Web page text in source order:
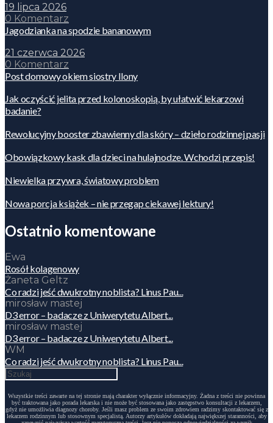
19 lipca 2026
0 Komentarz
Jagodzianka na spodzie bananowym
21 czerwca 2026
0 Komentarz
Post domowy okiem siostry Ilony
Jak oczyścić jelita przed kolonoskopią, by ułatwić lekarzowi
badanie?
Rewolucyjny booster zbawienny dla skóry – dzieło rodzinnej pasji
Obowiązkowy kask dla dzieci na hulajnodze. Wchodzi przepis!
Niewielka przywra, światowy problem
Nowa porcja książek – nie przegap ciekawej lektury!
Ostatnio komentowane
Ewa
Rosół kolagenowy
Żaneta Geltz
Co radzi jeść dwukrotny noblista? Linus Pau...
mirosław mastej
D3 error – badacze z Uniwerytetu Albert...
mirosław mastej
D3 error – badacze z Uniwerytetu Albert...
WM
Co radzi jeść dwukrotny noblista? Linus Pau...
Wszystkie treści zawarte na tej stronie mają charakter wyłącznie informacyjny. Żadna z treści nie powinna
być traktowana jako porada lekarska i nie może być stosowana jako zastępstwo konsultacji z lekarzem,
gdyż nie umożliwia diagnozy choroby. Jeśli masz problem ze swoim zdrowiem radzimy skontaktować się z
lekarzem rodzinnym lub stosownym specjalistą. Autorzy artykułów dokładają największej staranności, aby